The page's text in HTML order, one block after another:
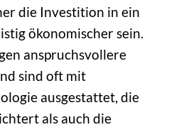
die Investition in ein
ökonomischer sein.
anspruchsvollere
sind oft mit
ausgestattet, die
als auch die